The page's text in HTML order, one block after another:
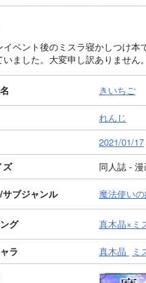
イベント後のミスラ寝かしつけ
ました。大変申し訳ありません
きいちご
れんじ
2021/01/17
ズ
同人誌 -
サブジャンル 魔法使い
グ 真木晶×ミ
ラ 真木晶
ミ